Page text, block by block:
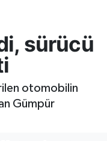
sürücü
otomobilin
Gümpür